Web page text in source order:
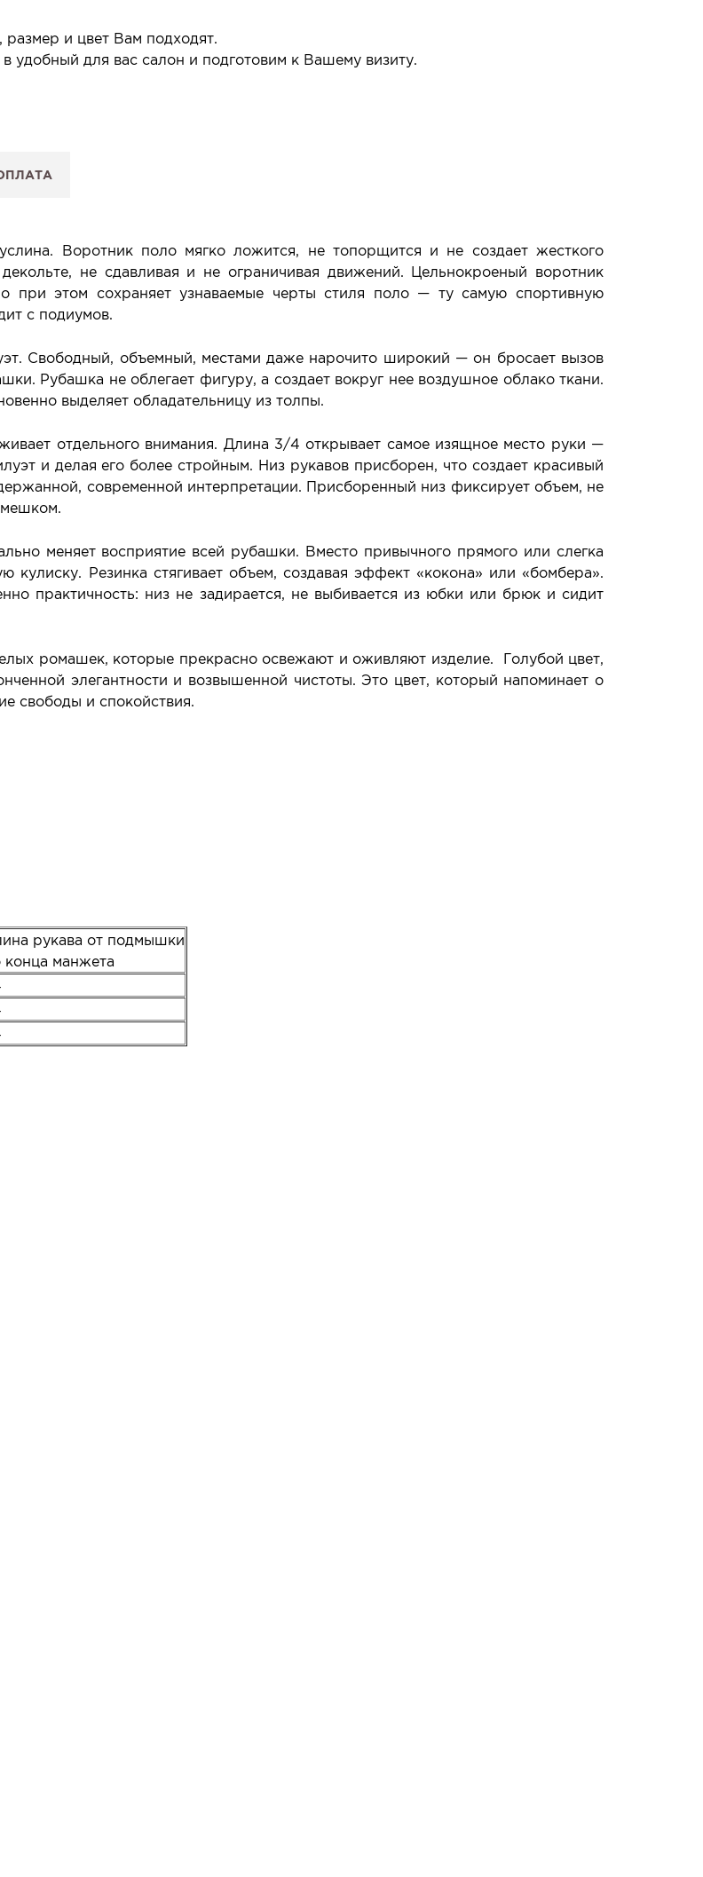
и цвет Вам подходят.
удобный для вас салон и подготовим к Вашему визиту.
Воротник поло мягко ложится, не топорщится и не создает жесткого
не сдавливая и не ограничивая движений. Цельнокроеный воротник
при этом сохраняет узнаваемые черты стиля поло — ту самую спортивную
с подиумов.
Свободный, объемный, местами даже нарочито широкий — он бросает вызов
Рубашка не облегает фигуру, а создает вокруг нее воздушное облако ткани.
выделяет обладательницу из толпы.
отдельного внимания. Длина 3/4 открывает самое изящное место руки —
и делая его более стройным. Низ рукавов присборен, что создает красивый
современной интерпретации. Присборенный низ фиксирует объем, не
меняет восприятие всей рубашки. Вместо привычного прямого или слегка
кулиску. Резинка стягивает объем, создавая эффект «кокона» или «бомбера».
практичность: низ не задирается, не выбивается из юбки или брюк и сидит
ромашек, которые прекрасно освежают и оживляют изделие. Голубой цвет,
элегантности и возвышенной чистоты. Это цвет, который напоминает о
свободы и спокойствия.
рукава от подмышки
конца манжета